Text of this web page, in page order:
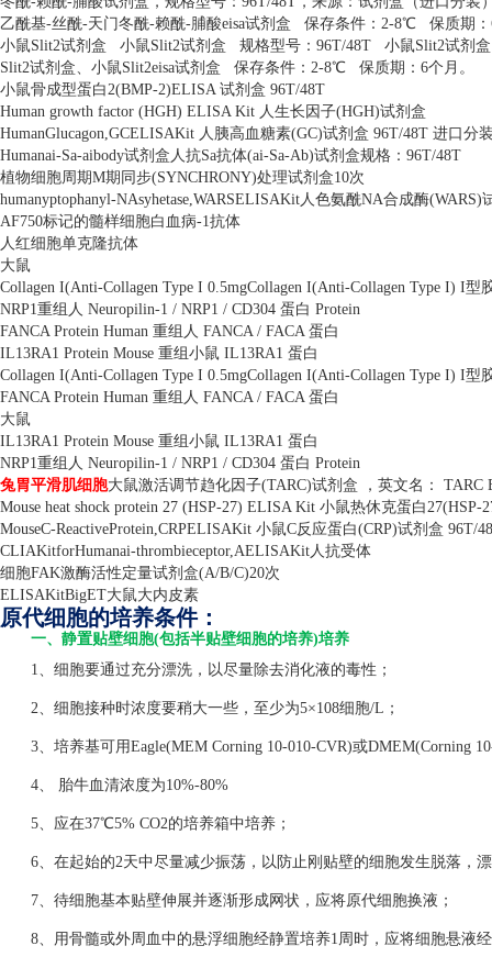
乙酰基-丝酰-天门冬酰-赖酰-脯酸eisa试剂盒 保存条件： 2-8℃ 保质期：
小鼠Slit2试剂盒 小鼠Slit2试剂盒 规格型号： 96T/48T 小鼠Slit2试剂
Slit2试剂盒、小鼠Slit2eisa试剂盒 保存条件： 2-8℃ 保质期： 6个月。
小鼠骨成型蛋白2(BMP-2)ELISA 试剂盒 96T/48T
Human growth factor (HGH) ELISA Kit 人生长因子(HGH)试剂盒
HumanGlucagon,GCELISAKit 人胰高血糖素(GC)试剂盒 96T/48T 进口分
Humanai-Sa-aibody试剂盒人抗Sa抗体(ai-Sa-Ab)试剂盒规格： 96T/48T
植物细胞周期M期同步(SYNCHRONY)处理试剂盒10次
humanyptophanyl-NAsyhetase,WARSELISAKit人色氨酰NA合成酶(WARS)
AF750标记的髓样细胞白血病-1抗体
人红细胞单克隆抗体
大鼠
Collagen I(Anti-Collagen Type I 0.5mgCollagen I(Anti-Collagen Type I) I型
NRP1重组人 Neuropilin-1 / NRP1 / CD304 蛋白 Protein
FANCA Protein Human 重组人 FANCA / FACA 蛋白
IL13RA1 Protein Mouse 重组小鼠 IL13RA1 蛋白
Collagen I(Anti-Collagen Type I 0.5mgCollagen I(Anti-Collagen Type I) I型
FANCA Protein Human 重组人 FANCA / FACA 蛋白
大鼠
IL13RA1 Protein Mouse 重组小鼠 IL13RA1 蛋白
NRP1重组人 Neuropilin-1 / NRP1 / CD304 蛋白 Protein
兔胃平滑肌细胞大鼠激活调节趋化因子(TARC)试剂盒 ，英文名：
TARC
Mouse heat shock protein 27 (HSP-27) ELISA Kit 小鼠热休克蛋白27(HSP-
MouseC-ReactiveProtein,CRPELISAKit 小鼠C反应蛋白(CRP)试剂盒 96T/
CLIAKitforHumanai-thrombieceptor,AELISAKit人抗受体
细胞FAK激酶活性定量试剂盒(A/B/C)20次
ELISAKitBigET大鼠大内皮素
原代细胞的培养条件：
一、静置贴壁细胞(包括半贴壁细胞的培养)培养
1、细胞要通过充分漂洗，以尽量除去消化液的毒性；
2、细胞接种时浓度要稍大一些，至少为5×108细胞/L；
3、培养基可用Eagle(MEM Corning 10-010-CVR)或DMEM(Corning
4、 胎牛血清浓度为10%-80%
5、应在37℃5% CO2的培养箱中培养；
6、在起始的2天中尽量减少振荡，以防止刚贴壁的细胞发生脱落，
7、待细胞基本贴壁伸展并逐渐形成网状，应将原代细胞换液；
8、用骨髓或外周血中的悬浮细胞经静置培养1周时，应将细胞悬液